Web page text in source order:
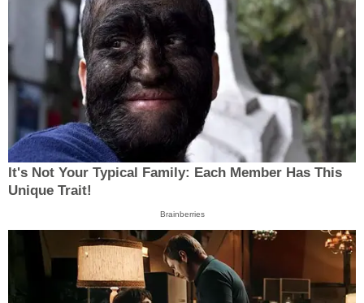
It's Not Your Typical Family: Each Member Has This
Unique Trait!
Brainberries